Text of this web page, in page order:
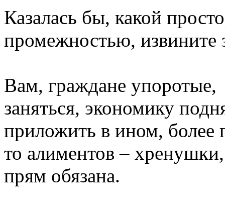
Казалась бы, какой
промежностью, извините
Вам, граждане
заняться, экономику
приложить в ином, более
то алиментов –
прям обязана.